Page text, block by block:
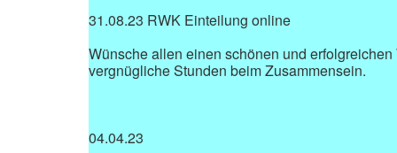
31.08.23 RWK Einteilung online
Wünsche allen einen schönen und erfolgreichen
vergnügliche Stunden beim Zusammensein.
04.04.23